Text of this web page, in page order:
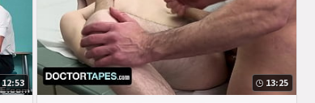
12:53 13:25